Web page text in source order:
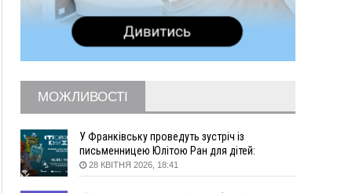
питання джипінгу в Карпатах
5 «тихих» хвороб, які виявляє профілактичне
обстеження
13:30
ФОТО На Надрічній тривають останні
приготування до нового руху
12:57
У Франківську зафіксували найбільшу спеку за
всю історію спостережень
12:24
Лікування наркоманії Київ: чому важливо
розпочати терапію якомога раніше
12:00
Франківця, який у Косові викрав за магазину
МОЖЛИВОСТІ
У Франківську проведуть зустріч із
письменницею Юлітою Ран для дітей:
говоритимуть про серію книг про Мавку
28 КВІТНЯ 2026, 18:41